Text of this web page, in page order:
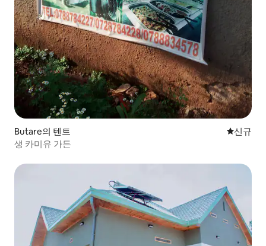
Butare의 텐트 신규 숙소
신규
생 카미유 가든